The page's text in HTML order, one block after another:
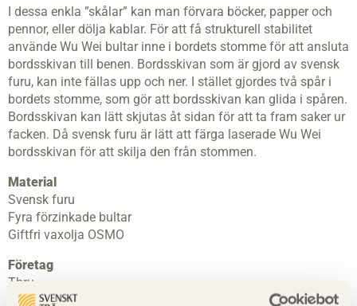
I dessa enkla ”skålar” kan man förvara böcker, papper och
pennor, eller dölja kablar. För att få strukturell stabilitet
använde Wu Wei bultar inne i bordets stomme för att ansluta
bordsskivan till benen. Bordsskivan som är gjord av svensk
furu, kan inte fällas upp och ner. I stället gjordes två spår i
bordets stomme, som gör att bordsskivan kan glida i spåren.
Bordsskivan kan lätt skjutas åt sidan för att ta fram saker ur
facken. Då svensk furu är lätt att färga laserade Wu Wei
bordsskivan för att skilja den från stommen.
Material
Svensk furu
Fyra förzinkade bultar
Giftfri vaxolja OSMO
Företag
Thru
Tel: 010-64331201